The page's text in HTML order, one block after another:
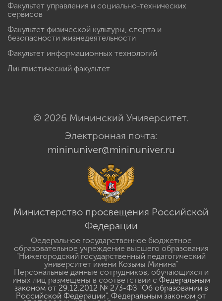
Факультет управления и социально-технических
сервисов
Факультет физической культуры, спорта и
безопасности жизнедеятельности
Факультет информационных технологий
Лингвистический факультет
© 2026 Мининский Университет.
Электронная почта:
mininuniver@mininuniver.ru
Министерство просвещения Российской
Федерации
Федеральное государственное бюджетное
образовательное учреждение высшего образования
"Нижегородский государственный педагогический
университет имени Козьмы Минина"
Персональные данные сотрудников, обучающихся и
иных лиц размещены в соответствии с Федеральным
законом от 29.12.2012 № 273-ФЗ "Об образовании в
Российской Федерации", Федеральным законом от